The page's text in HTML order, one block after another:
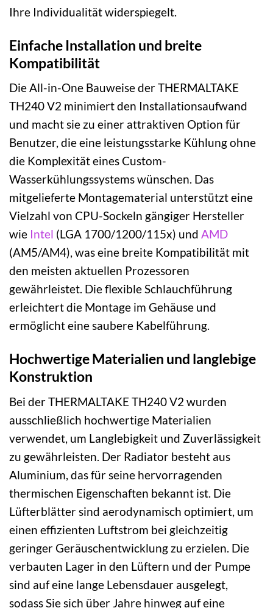
Ihre Individualität widerspiegelt.
Einfache Installation und breite
Kompatibilität
Die All-in-One Bauweise der THERMALTAKE
TH240 V2 minimiert den Installationsaufwand
und macht sie zu einer attraktiven Option für
Benutzer, die eine leistungsstarke Kühlung ohne
die Komplexität eines Custom-
Wasserkühlungssystems wünschen. Das
mitgelieferte Montagematerial unterstützt eine
Vielzahl von CPU-Sockeln gängiger Hersteller
wie Intel (LGA 1700/1200/115x) und AMD
(AM5/AM4), was eine breite Kompatibilität mit
den meisten aktuellen Prozessoren
gewährleistet. Die flexible Schlauchführung
erleichtert die Montage im Gehäuse und
ermöglicht eine saubere Kabelführung.
Hochwertige Materialien und langlebige
Konstruktion
Bei der THERMALTAKE TH240 V2 wurden
ausschließlich hochwertige Materialien
verwendet, um Langlebigkeit und Zuverlässigkeit
zu gewährleisten. Der Radiator besteht aus
Aluminium, das für seine hervorragenden
thermischen Eigenschaften bekannt ist. Die
Lüfterblätter sind aerodynamisch optimiert, um
einen effizienten Luftstrom bei gleichzeitig
geringer Geräuschentwicklung zu erzielen. Die
verbauten Lager in den Lüftern und der Pumpe
sind auf eine lange Lebensdauer ausgelegt,
sodass Sie sich über Jahre hinweg auf eine